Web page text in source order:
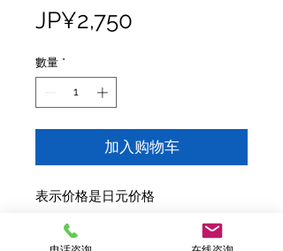
JP¥2,750
數量 *
加入购物车
表示价格是日元价格
品牌：岩铸